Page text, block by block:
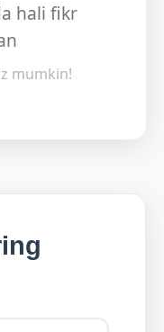
hali fikr
mumkin!